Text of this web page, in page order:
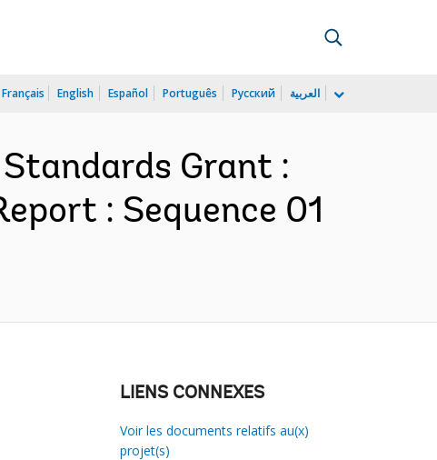
Français English Español Português Русский العربية
Grant :
: Sequence 01
LIENS CONNEXES
Voir les documents relatifs au(x)
projet(s)